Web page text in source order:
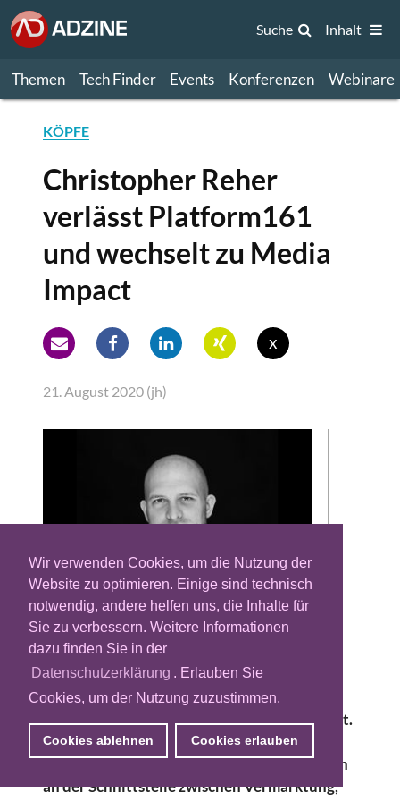
Wir verwenden Cookies, um die Nutzung der
Website zu optimieren. Einige sind technisch
notwendig, andere helfen uns, die Inhalte für
Sie zu verbessern. Weitere Informationen
dazu finden Sie in der
Datenschutzerklärung . Erlauben Sie
Cookies, um der Nutzung zuzustimmen.
Cookies ablehnen Cookies erlauben
Themen Tech Finder Events Konferenzen Webinare
Suche Inhalt
KÖPFE
Christopher Reher
verlässt Platform161
und wechselt zu Media
Impact
x
21. August 2020 (jh)
Wie zu Beginn der Woche bekannt wurde,
verlässt Christopher Reher die auf
Programmatic Advertising spezialisierte
Werbeplattform Platform161 und wechselt
zum Axel-Springer-Vermarkter Media Impact.
Reher soll hier in einer neu geschaffenen
Position mit seinem Team alle Daten-Themen
an der Schnittstelle zwischen Vermarktung,